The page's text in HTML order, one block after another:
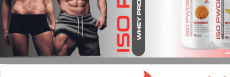
Marcas
Proteínas
Mi